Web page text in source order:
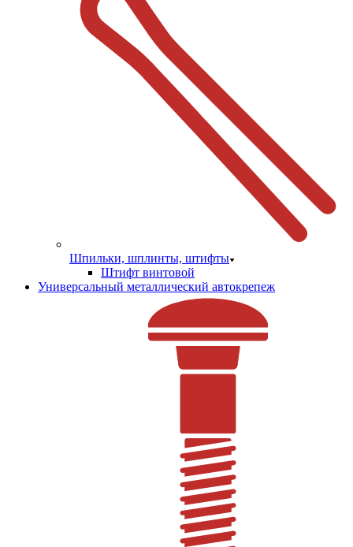
Шпильки, шплинты, штифты
Штифт винтовой
Универсальный металлический автокрепеж